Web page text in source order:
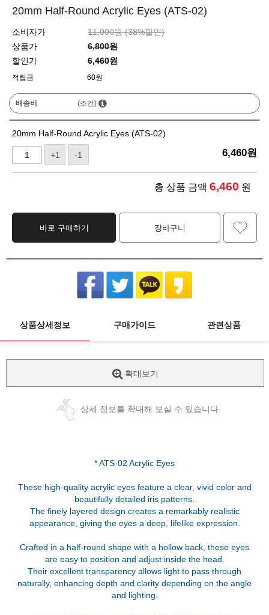
20mm Half-Round Acrylic Eyes (ATS-02)
소비자가 11,000원 (38%할인)
상품가
6,800원
할인가
6,460원
적립금 60원
배송비 (조건)
20mm Half-Round Acrylic Eyes (ATS-02)
+1 -1 6,460원
총 상품 금액 6,460 원
바로 구매하기 장바구니
상품상세정보 구매가이드 관련상품
확대보기
상세 정보를 확대해 보실 수 있습니다
* ATS-02 Acrylic Eyes
These high-quality acrylic eyes feature a clear, vivid color and
beautifully detailed iris patterns.
The finely layered design creates a remarkably realistic
appearance, giving the eyes a deep, lifelike expression.
Crafted in a half-round shape with a hollow back, these eyes
are easy to position and adjust inside the head.
Their excellent transparency allows light to pass through
naturally, enhancing depth and clarity depending on the angle
and lighting.